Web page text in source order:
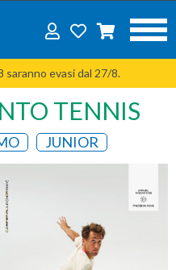
evasi dal 27/8.
TENNIS
JUNIOR